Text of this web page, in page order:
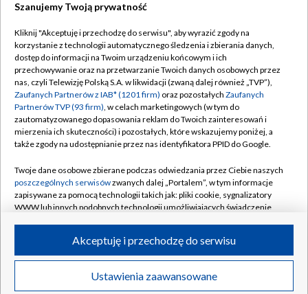
TVP
Abonament TVP
Emisja w TVP
Centrum informacji TVP
Naziemna Telewizja Cyfrowa
Rada Programowa
System NOS
Informacje o nadawcy
Program dla prasy
Ogłoszenie przetargowe
Regulamin TVP
Polityka prywatności
Moje zgody
Pomoc
Kontakt
Kanały
©2026 Telewizja Polska S.A. w likwidacji
Szanujemy Twoją prywatność
Kliknij "Akceptuję i przechodzę do serwisu", aby wyrazić zgody na
korzystanie z technologii automatycznego śledzenia i zbierania danych,
dostęp do informacji na Twoim urządzeniu końcowym i ich
przechowywanie oraz na przetwarzanie Twoich danych osobowych przez
nas, czyli Telewizję Polską S.A. w likwidacji (zwaną dalej również „TVP”),
Zaufanych Partnerów z IAB* (1201 firm) oraz pozostałych Zaufanych
Partnerów TVP (93 firm), w celach marketingowych (w tym do
zautomatyzowanego dopasowania reklam do Twoich zainteresowań i
mierzenia ich skuteczności) i pozostałych, które wskazujemy poniżej, a
także zgody na udostępnianie przez nas identyfikatora PPID do Google.
Twoje dane osobowe zbierane podczas odwiedzania przez Ciebie naszych
poszczególnych serwisówzwanych dalej „Portalem”, w tym informacje
zapisywane za pomocą technologii takich jak: pliki cookie, sygnalizatory
WWW lub innych podobnych technologii umożliwiających świadczenie
ruchu w Internecie.
Twoje dane osobowe zbierane podczas odwiedzania przez Ciebie
poszczególnych serwisówna Portalu, takie jak adresy IP, identyfikatory
Ustawienia zaawansowane
Akceptuję i przechodzę do serwisu